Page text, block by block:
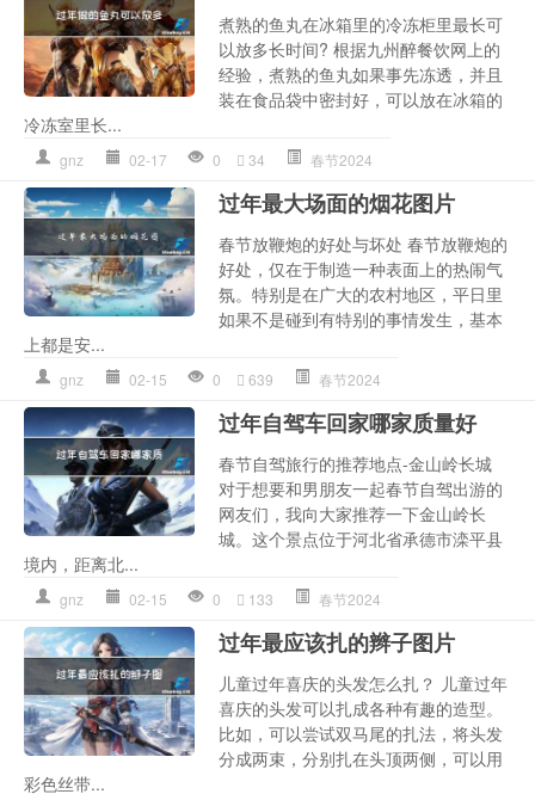
煮熟的鱼丸在冰箱里的冷冻柜里最长可
以放多长时间? 根据九州醉餐饮网上的
经验，煮熟的鱼丸如果事先冻透，并且
装在食品袋中密封好，可以放在冰箱的
冷冻室里长...
gnz 02-17 0 34 春节2024
过年最大场面的烟花图片
春节放鞭炮的好处与坏处 春节放鞭炮的
好处，仅在于制造一种表面上的热闹气
氛。特别是在广大的农村地区，平日里
如果不是碰到有特别的事情发生，基本
上都是安...
gnz 02-15 0 639 春节2024
过年自驾车回家哪家质量好
春节自驾旅行的推荐地点-金山岭长城
对于想要和男朋友一起春节自驾出游的
网友们，我向大家推荐一下金山岭长
城。这个景点位于河北省承德市滦平县
境内，距离北...
gnz 02-15 0 133 春节2024
过年最应该扎的辫子图片
儿童过年喜庆的头发怎么扎？ 儿童过年
喜庆的头发可以扎成各种有趣的造型。
比如，可以尝试双马尾的扎法，将头发
分成两束，分别扎在头顶两侧，可以用
彩色丝带...